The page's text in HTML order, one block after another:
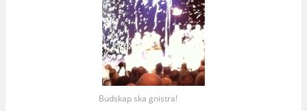
Budskap ska gnistra!